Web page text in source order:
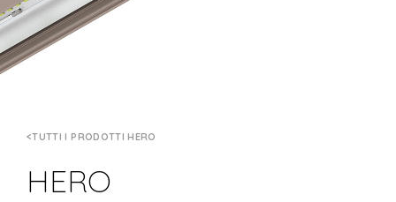
TUTTI I PRODOTTI HERO
HERO